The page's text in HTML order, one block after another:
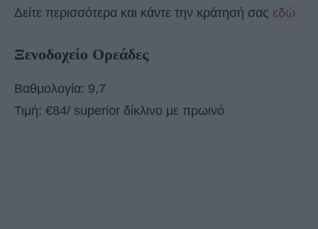
Δείτε περισσότερα και κάντε την κράτησή σας εδώ
Ξενοδοχείο Ορεάδες
Βαθμολογία: 9,7
Τιμή: €84/ superior δίκλινο με πρωινό